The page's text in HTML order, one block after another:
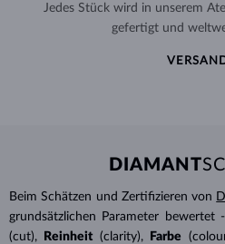
Jedes Stück wird in unserem
gefertigt und
DIAMANT
Beim Schätzen und Zertifizieren von
grundsätzlichen Parameter bewertet
(cut),
Reinheit (clarity), Farbe